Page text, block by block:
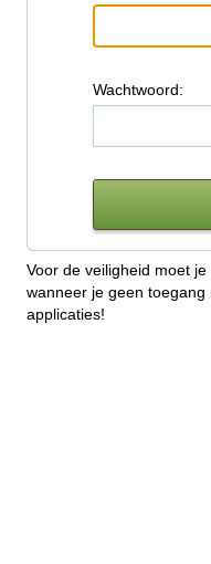
Wachtwoord:
Voor de veiligheid moet
wanneer je geen
applicaties!